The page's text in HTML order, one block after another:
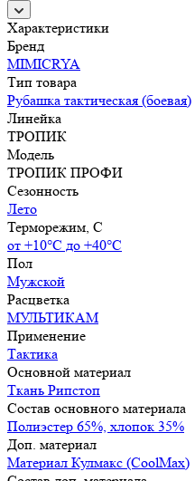
Характеристики
Бренд
MIMICRYA
Тип товара
Рубашка тактическая (боевая)
Линейка
ТРОПИК
Модель
ТРОПИК ПРОФИ
Сезонность
Лето
Терморежим, C
от +10°С до +40°С
Пол
Мужской
Расцветка
МУЛЬТИКАМ
Применение
Тактика
Основной материал
Ткань Рипстоп
Состав основного материала
Полиэстер 65%, хлопок 35%
Доп. материал
Материал Кулмакс (CoolMax)